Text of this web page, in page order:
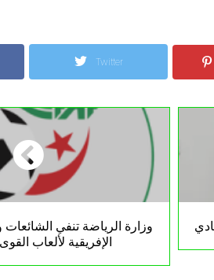
Twitter
وزارة الرياضة تنفي الشائعات
الإفريقية لألعاب